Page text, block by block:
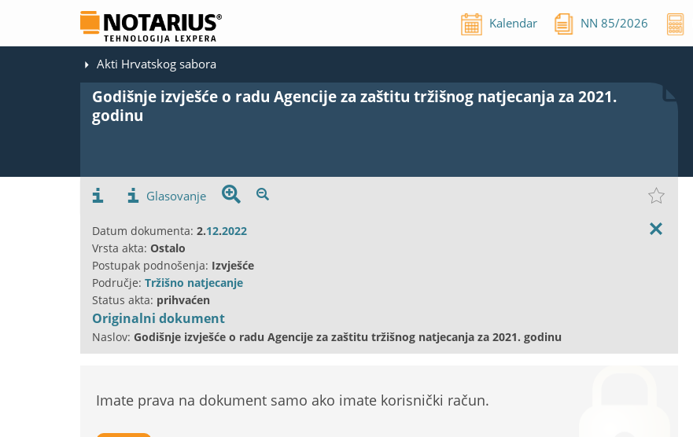
Kalendar NN85/2026
Akti Hrvatskog sabora
Godišnje izvješće o radu Agencije za zaštitu tržišnog natjecanja za 2021.
godinu
Glasovanje
Datum dokumenta: 2.12.2022
Vrsta akta: Ostalo
Postupak podnošenja: Izvješće
Područje: Tržišno natjecanje
Status akta: prihvaćen
Originalni dokument
Naslov: Godišnje izvješće o radu Agencije za zaštitu tržišnog natjecanja za 2021. godinu
Imate prava na dokument samo ako imate korisnički račun.